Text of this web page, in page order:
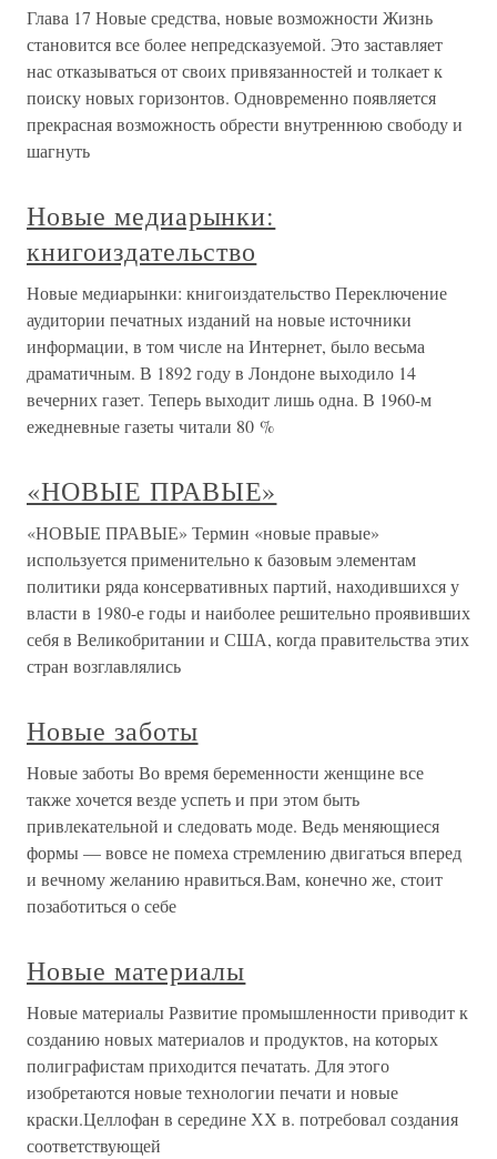
Глава 17 Новые средства, новые возможности Жизнь
становится все более непредсказуемой. Это заставляет
нас отказываться от своих привязанностей и толкает к
поиску новых горизонтов. Одновременно появляется
прекрасная возможность обрести внутреннюю свободу и
шагнуть
Новые медиарынки:
книгоиздательство
Новые медиарынки: книгоиздательство Переключение
аудитории печатных изданий на новые источники
информации, в том числе на Интернет, было весьма
драматичным. В 1892 году в Лондоне выходило 14
вечерних газет. Теперь выходит лишь одна. В 1960-м
ежедневные газеты читали 80 %
«НОВЫЕ ПРАВЫЕ»
«НОВЫЕ ПРАВЫЕ» Термин «новые правые»
используется применительно к базовым элементам
политики ряда консервативных партий, находившихся у
власти в 1980-е годы и наиболее решительно проявивших
себя в Великобритании и США, когда правительства этих
стран возглавлялись
Новые заботы
Новые заботы Во время беременности женщине все
также хочется везде успеть и при этом быть
привлекательной и следовать моде. Ведь меняющиеся
формы — вовсе не помеха стремлению двигаться вперед
и вечному желанию нравиться.Вам, конечно же, стоит
позаботиться о себе
Новые материалы
Новые материалы Развитие промышленности приводит к
созданию новых материалов и продуктов, на которых
полиграфистам приходится печатать. Для этого
изобретаются новые технологии печати и новые
краски.Целлофан в середине ХХ в. потребовал создания
соответствующей